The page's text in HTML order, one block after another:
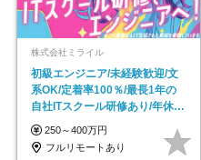
株式会社ミライル
初級エンジニア/未経験歓迎/文
系OK/定着率100％/最長1年の
自社ITスクール研修あり/年休
130日
250～400万円
フルリモートあり